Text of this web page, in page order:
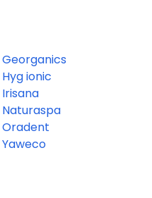
Georganics
Hyg ionic
Irisana
Naturaspa
Oradent
Yaweco